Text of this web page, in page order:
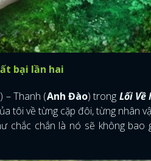
bại lần hai
) – Thanh (Anh Đào) trong Lối Về
tôi về từng cặp đôi, từng nhân
chắc chắn là nó sẽ không bao